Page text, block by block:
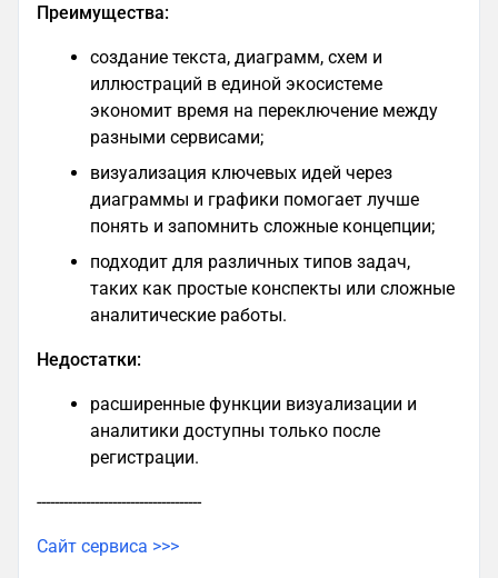
Преимущества:
создание текста, диаграмм, схем и
иллюстраций в единой экосистеме
экономит время на переключение между
разными сервисами;
визуализация ключевых идей через
диаграммы и графики помогает лучше
понять и запомнить сложные концепции​;
подходит для различных типов задач,
таких как простые конспекты или сложные
аналитические работы​.
Недостатки:
расширенные функции визуализации и
аналитики доступны только после
регистрации.
-------------------------------------
Сайт сервиса >>>